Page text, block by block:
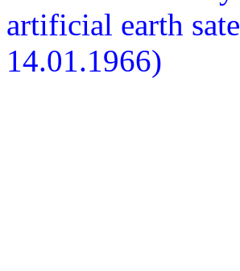
artificial earth
14.01.1966)